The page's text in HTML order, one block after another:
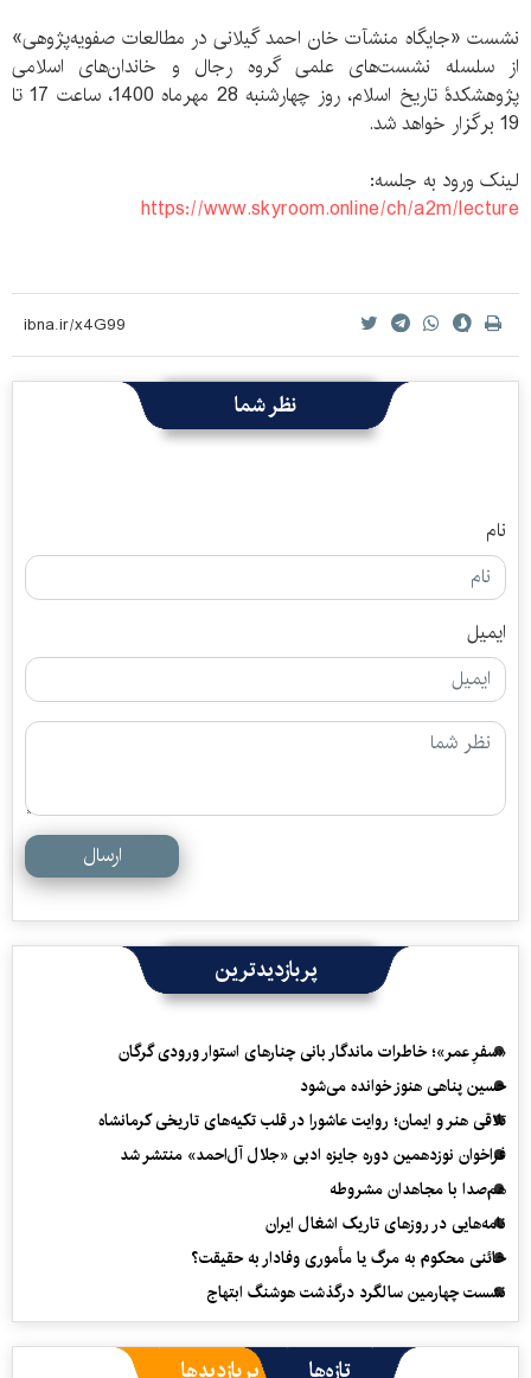
نشست «جایگاه منشآت خان احمد گیلانی در مطالعات صفویه‌پژوهی»
از سلسله نشست‌های علمی گروه رجال و خاندان‌های اسلامی
پژوهشکدۀ تاریخ اسلام، روز چهارشنبه 28 مهرماه 1400، ساعت 17 تا
19 برگزار خواهد شد.
لینک ورود به جلسه:
https://www.skyroom.online/ch/a2m/lecture
نظر شما
نام
ایمیل
ارسال
پربازدیدترین
«سفرِ عمر»؛ خاطرات ماندگار بانی چنارهای استوار ورودی گرگان
حسین پناهی هنوز خوانده می‌شود
تلاقی هنر و ایمان؛ روایت عاشورا در قلب تکیه‌های تاریخی کرمانشاه
فراخوان نوزدهمین دوره جایزه ادبی «جلال آل‌احمد» منتشر شد
هم‌صدا با مجاهدان مشروطه
نامه‌هایی در روزهای تاریک اشغال ایران
خائنی محکوم به مرگ یا مأموری وفادار به حقیقت؟
نشست چهارمین سالگرد درگذشت هوشنگ ابتهاج
تازه‌ها پربازدیدها